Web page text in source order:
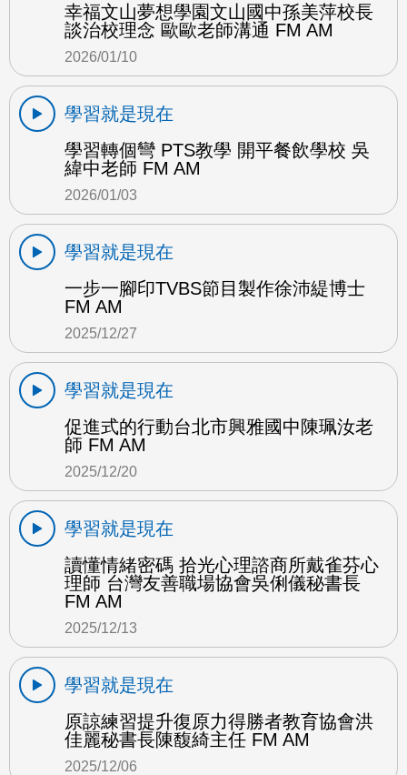
幸福文山夢想學園文山國中孫美萍校長
談治校理念 歐歐老師溝通 FM AM
2026/01/10
學習就是現在
學習轉個彎 PTS教學 開平餐飲學校 吳
緯中老師 FM AM
2026/01/03
學習就是現在
一步一腳印TVBS節目製作徐沛緹博士
FM AM
2025/12/27
學習就是現在
促進式的行動台北市興雅國中陳珮汝老
師 FM AM
2025/12/20
學習就是現在
讀懂情緒密碼 拾光心理諮商所戴雀芬心
理師 台灣友善職場協會吳俐儀秘書長
FM AM
2025/12/13
學習就是現在
原諒練習提升復原力得勝者教育協會洪
佳麗秘書長陳馥綺主任 FM AM
2025/12/06